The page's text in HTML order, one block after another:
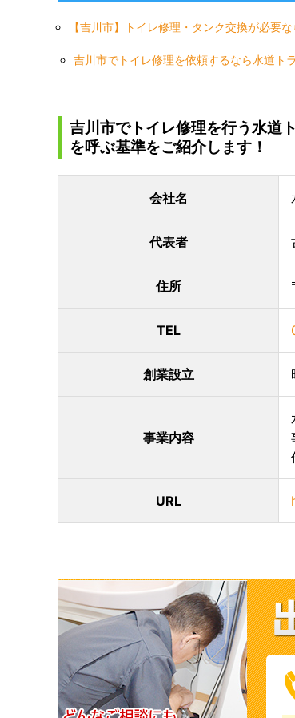
【吉川市】トイレ修理・タンク交換が必要
吉川市でトイレ修理を依頼するなら水道ト
吉川市でトイレ修理を行う水道
を呼ぶ基準をご紹介します！
会社名
代表者
住所
TEL
創業設立
事業内容
URL